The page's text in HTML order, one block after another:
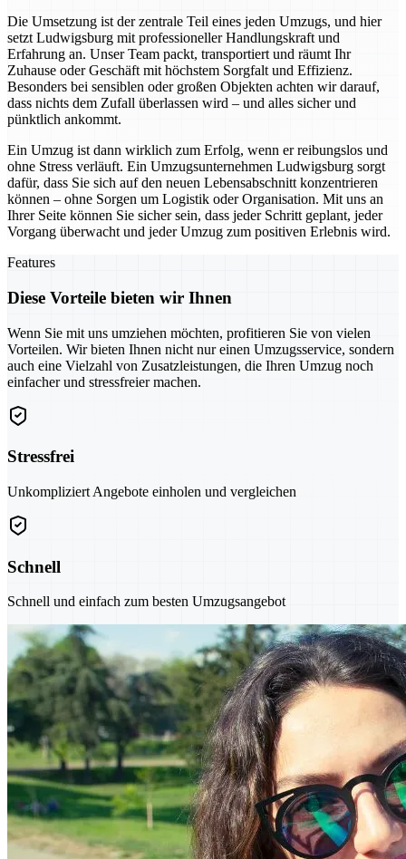
Die Umsetzung ist der zentrale Teil eines jeden Umzugs, und hier
setzt Ludwigsburg mit professioneller Handlungskraft und
Erfahrung an. Unser Team packt, transportiert und räumt Ihr
Zuhause oder Geschäft mit höchstem Sorgfalt und Effizienz.
Besonders bei sensiblen oder großen Objekten achten wir darauf,
dass nichts dem Zufall überlassen wird – und alles sicher und
pünktlich ankommt.
Ein Umzug ist dann wirklich zum Erfolg, wenn er reibungslos und
ohne Stress verläuft. Ein Umzugsunternehmen Ludwigsburg sorgt
dafür, dass Sie sich auf den neuen Lebensabschnitt konzentrieren
können – ohne Sorgen um Logistik oder Organisation. Mit uns an
Ihrer Seite können Sie sicher sein, dass jeder Schritt geplant, jeder
Vorgang überwacht und jeder Umzug zum positiven Erlebnis wird.
Features
Diese Vorteile bieten wir Ihnen
Wenn Sie mit uns umziehen möchten, profitieren Sie von vielen
Vorteilen. Wir bieten Ihnen nicht nur einen Umzugsservice, sondern
auch eine Vielzahl von Zusatzleistungen, die Ihren Umzug noch
einfacher und stressfreier machen.
Stressfrei
Unkompliziert Angebote einholen und vergleichen
Schnell
Schnell und einfach zum besten Umzugsangebot